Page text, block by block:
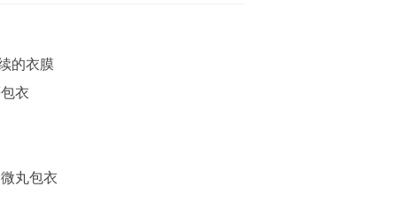
的衣膜
衣
丸包衣